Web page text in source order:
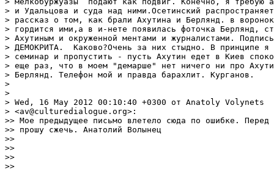
> и Удальцова и суда над ними.Осетинский
> рассказ о том, как брали Ахутина и Берлянд. в
> гордится ими,а в и-нете появилась фоточка Берлянд,
> Ахутиным и окруженной ментами и журналистами.
> ДЕМОКРИТА.  Каково?Очень за них стыдно. В принципе я
> семинар и пропустить - пусть Ахутин едет в Киев
> еще раз, что в моем "демарше" нет ничего ни про
> Берлянд. Телефон мой и правда барахлит. Курганов.
>
>
> Wed, 16 May 2012 00:10:40 +0300 от Anatoly Volynets
> <av@culturedialogue.org>:
>> Мое предыдущее письмо влетело сюда по ошибке. Перед
>> прошу сжечь. Анатолий Волынец
>>
>>
>>
>>